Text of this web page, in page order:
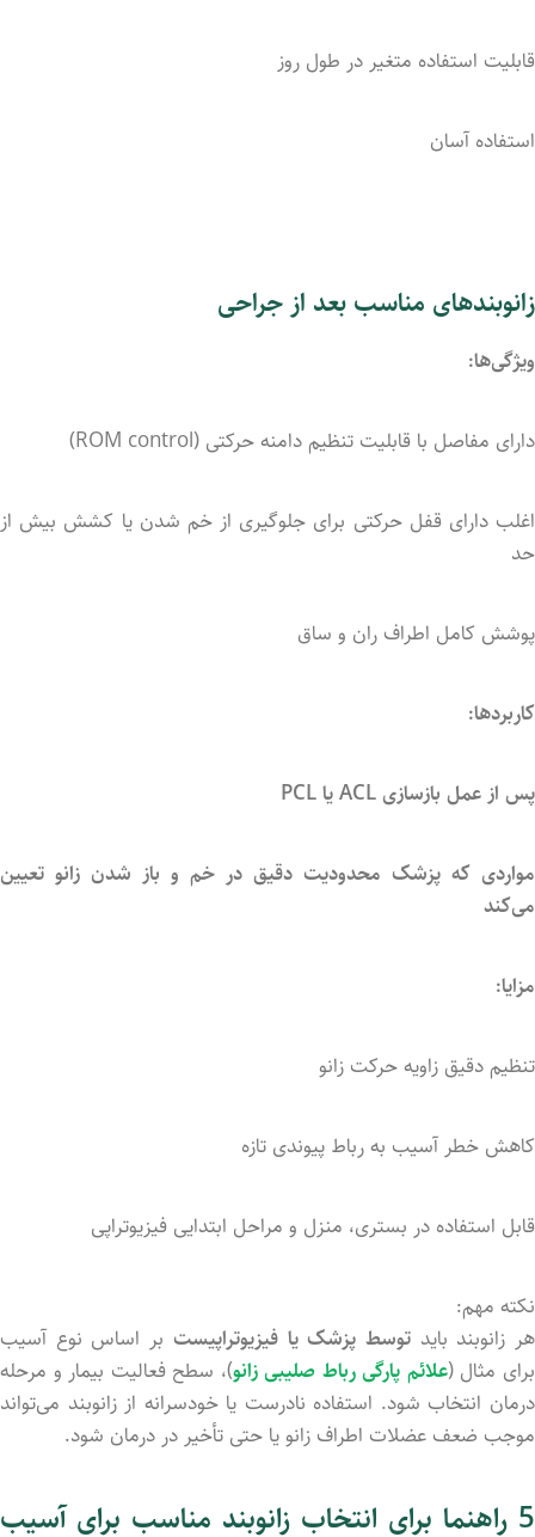
قابلیت استفاده متغیر در طول روز
استفاده آسان
زانوبندهای مناسب بعد ازجراحی
ویژگی‌ها:
دارای مفاصل با قابلیت تنظیم دامنهحرکتی ( ROM control)
اغلبدارایقفلحرکتی برای جلوگیری ازخم شدنیا کشش بیش از
حد
پوشش کامل اطراف ران و ساق
کاربردها:
پس از عمل بازسازی ACLیاPCL
مواردی که پزشک محدودیت دقیق در خم و باز شدن زانو تعیین
می‌کند
مزایا:
تنظیم دقیق زاویهحرکت زانو
کاهش خطر آسیب بهرباط پیوندی تازه
قابل استفاده در بستری، منزل و مراحل ابتدایی فیزیوتراپی
نکته مهم:
هر زانوبند بایدتوسط پزشکیافیزیوتراپیست بر اساس نوع آسیب
برای مثال (علائم پارگی رباط صلیبی زانو)، سطحفعالیت بیمار و مرحله
درمان انتخاب شود. استفاده نادرست یاخودسرانه اززانوبند می‌تواند
موجب ضعف عضلات اطراف زانو یا حتی تأخیر در درمان شود.
5 راهنما برای انتخاب زانوبند مناسب برایآسیب